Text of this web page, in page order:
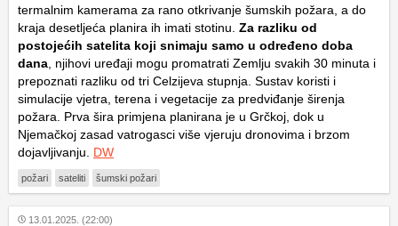
termalnim kamerama za rano otkrivanje šumskih požara, a do
kraja desetljeća planira ih imati stotinu. Za razliku od
postojećih satelita koji snimaju samo u određeno doba
dana , njihovi uređaji mogu promatrati Zemlju svakih 30 minuta i
prepoznati razliku od tri Celzijeva stupnja. Sustav koristi i
simulacije vjetra, terena i vegetacije za predviđanje širenja
požara. Prva šira primjena planirana je u Grčkoj, dok u
Njemačkoj zasad vatrogasci više vjeruju dronovima i brzom
dojavljivanju. DW
požari sateliti šumski požari
13.01.2025. (22:00)